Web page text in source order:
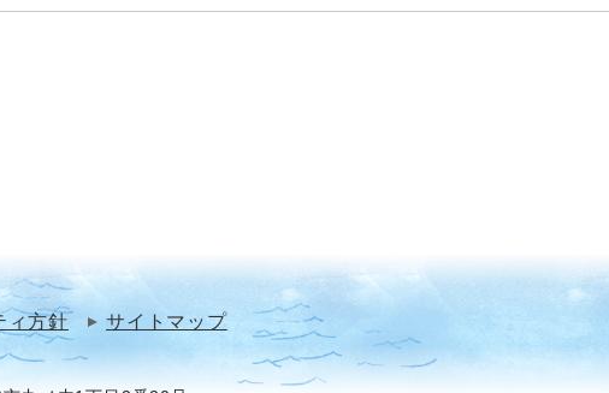
ィ方針 サイトマップ